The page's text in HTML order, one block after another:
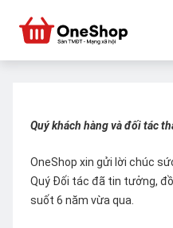
Quý khách hàng và đối tác
OneShop xin gửi lời chúc
Quý Đối tác đã tin tưởng,
suốt 6 năm vừa qua.